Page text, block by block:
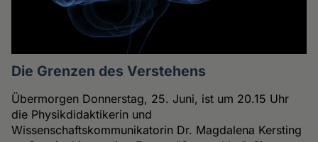
Die Grenzen des Verstehens
Übermorgen Donnerstag, 25. Juni, ist um 20.15 Uhr
die Physikdidaktikerin und
Wissenschaftskommunikatorin Dr. Magdalena Kersting